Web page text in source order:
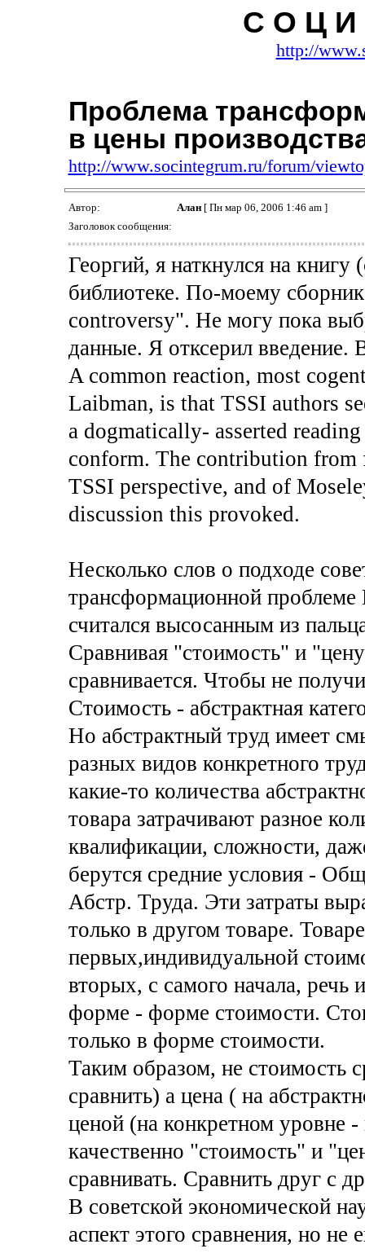
С О Ц И
http://
Проблема
в цены
http://www.socintegrum.ru/forum/
Автор: Алан[ Пн мар 06, 2006 1:46 am ]
Заголовок сообщения:
Георгий, я наткнулся на
библиотеке. По-моему
controversy". Не могу пока
данные. Я отксерил введение.
A common reaction, most
Laibman, is that TSSI authors
a dogmatically- asserted
conform. The contribution
TSSI perspective, and of
discussion this provoked.
Несколько слов о подходе
трансформационной
считался высосанным из
Сравнивая "стоимость" и
сравнивается. Чтобы не
Стоимость - абстрактная
Но абстрактный труд имеет
разных видов конкретного
какие-то количества
товара затрачивают разное
квалификации, сложности,
берутся средние условия -
Абстр. Труда. Эти затраты
только в другом товаре.
первых,индивидуальной
вторых, с самого начала, речь
форме - форме стоимости.
только в форме стоимости.
Таким образом, не стоимость
сравнить) а цена ( на
ценой (на конкретном уровне
качественно "стоимость" и
сравнивать. Сравнить друг с
В советской экономической
аспект этого сравнения, но не